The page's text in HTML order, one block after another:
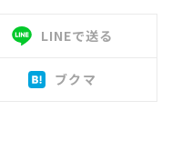
LINEで送る
ブクマ